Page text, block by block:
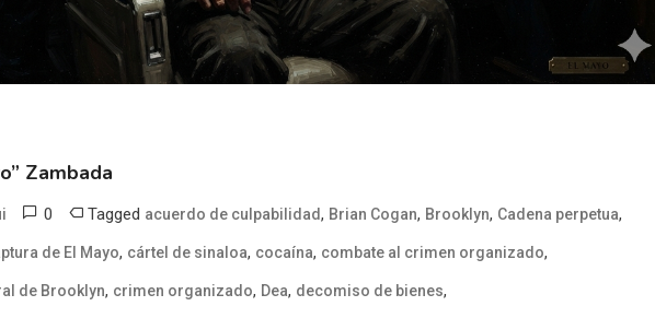
Zambada
0 Tagged acuerdo de culpabilidad, Brian Cogan, Brooklyn, Cadena perpetua,
de El Mayo, cártel de sinaloa, cocaína, combate al crimen organizado,
de Brooklyn, crimen organizado, Dea, decomiso de bienes,